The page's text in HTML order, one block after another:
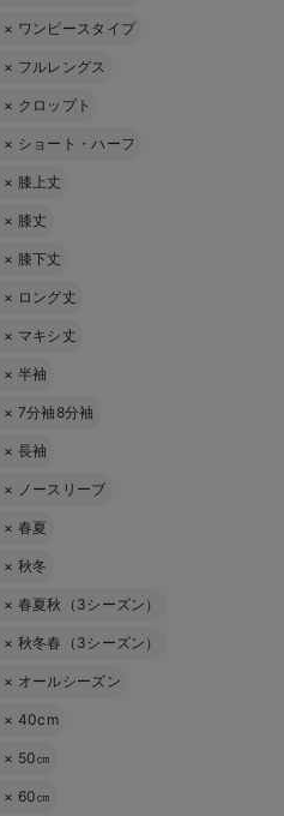
× ワンピースタイプ
× フルレングス
× クロップト
× ショート・ハーフ
× 膝上丈
× 膝丈
× 膝下丈
× ロング丈
× マキシ丈
× 半袖
× 7分袖8分袖
× 長袖
× ノースリーブ
× 春夏
× 秋冬
× 春夏秋（3シーズン）
× 秋冬春（3シーズン）
× オールシーズン
× 40cm
× 50㎝
× 60㎝